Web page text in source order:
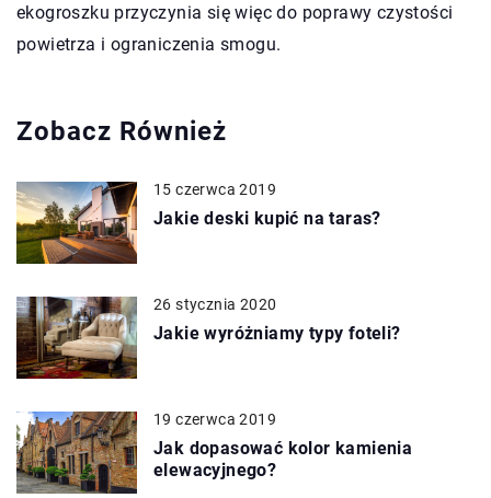
ekogroszku przyczynia się więc do poprawy czystości
powietrza i ograniczenia smogu.
Zobacz Również
15 czerwca 2019
Jakie deski kupić na taras?
26 stycznia 2020
Jakie wyróżniamy typy foteli?
19 czerwca 2019
Jak dopasować kolor kamienia
elewacyjnego?